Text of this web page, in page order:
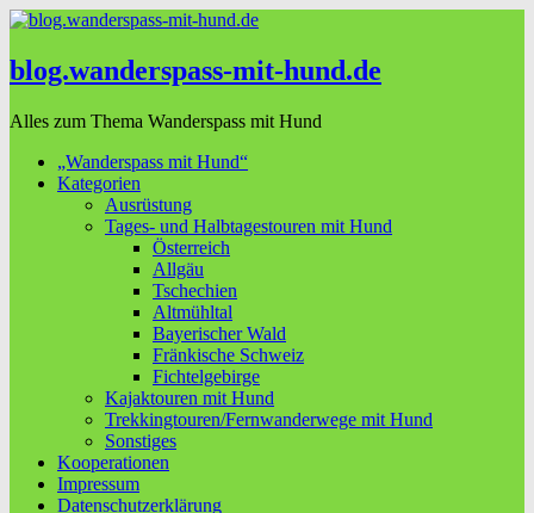
blog.wanderspass-mit-hund.de
Alles zum Thema Wanderspass mit Hund
„Wanderspass mit Hund“
Kategorien
Ausrüstung
Tages- und Halbtagestouren mit Hund
Österreich
Allgäu
Tschechien
Altmühltal
Bayerischer Wald
Fränkische Schweiz
Fichtelgebirge
Kajaktouren mit Hund
Trekkingtouren/Fernwanderwege mit Hund
Sonstiges
Kooperationen
Impressum
Datenschutzerklärung